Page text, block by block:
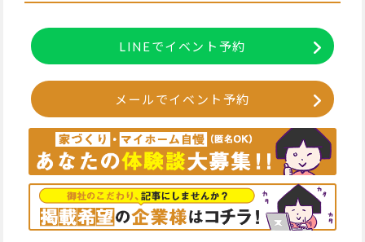
LINEでイベント予約
メールでイベント予約